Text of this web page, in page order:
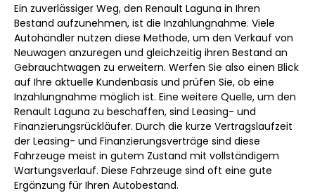
Ein zuverlässiger Weg, den Renault Laguna in Ihren
Bestand aufzunehmen, ist die Inzahlungnahme. Viele
Autohändler nutzen diese Methode, um den Verkauf von
Neuwagen anzuregen und gleichzeitig ihren Bestand an
Gebrauchtwagen zu erweitern. Werfen Sie also einen Blick
auf Ihre aktuelle Kundenbasis und prüfen Sie, ob eine
Inzahlungnahme möglich ist. Eine weitere Quelle, um den
Renault Laguna zu beschaffen, sind Leasing- und
Finanzierungsrückläufer. Durch die kurze Vertragslaufzeit
der Leasing- und Finanzierungsverträge sind diese
Fahrzeuge meist in gutem Zustand mit vollständigem
Wartungsverlauf. Diese Fahrzeuge sind oft eine gute
Ergänzung für Ihren Autobestand.